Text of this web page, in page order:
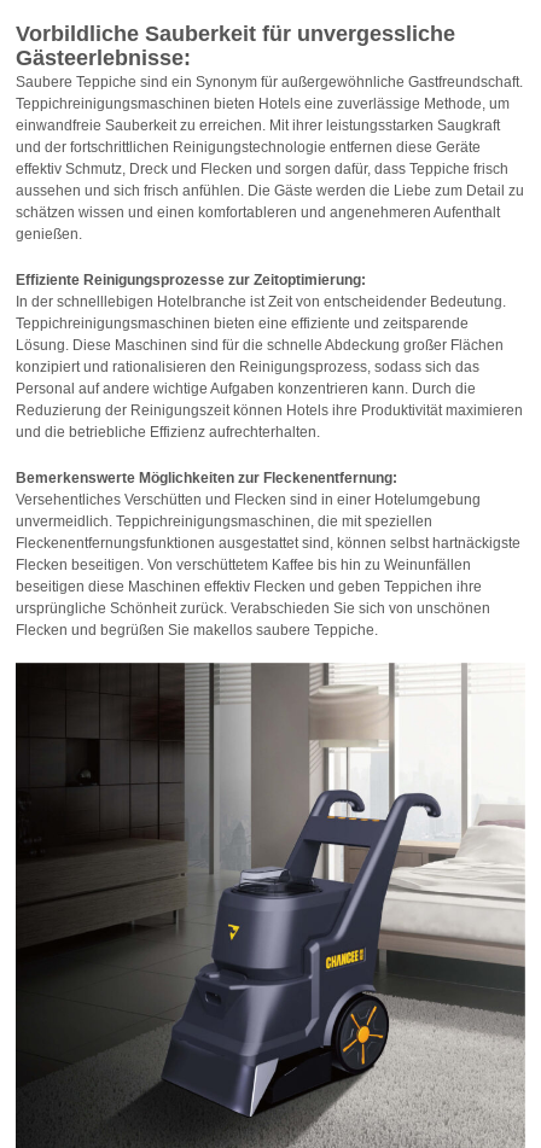
Vorbildliche Sauberkeit für unvergessliche
Gästeerlebnisse:
Saubere Teppiche sind ein Synonym für außergewöhnliche Gastfreundschaft.
Teppichreinigungsmaschinen bieten Hotels eine zuverlässige Methode, um
einwandfreie Sauberkeit zu erreichen. Mit ihrer leistungsstarken Saugkraft
und der fortschrittlichen Reinigungstechnologie entfernen diese Geräte
effektiv Schmutz, Dreck und Flecken und sorgen dafür, dass Teppiche frisch
aussehen und sich frisch anfühlen. Die Gäste werden die Liebe zum Detail zu
schätzen wissen und einen komfortableren und angenehmeren Aufenthalt
genießen.
Effiziente Reinigungsprozesse zur Zeitoptimierung:
In der schnelllebigen Hotelbranche ist Zeit von entscheidender Bedeutung.
Teppichreinigungsmaschinen bieten eine effiziente und zeitsparende
Lösung. Diese Maschinen sind für die schnelle Abdeckung großer Flächen
konzipiert und rationalisieren den Reinigungsprozess, sodass sich das
Personal auf andere wichtige Aufgaben konzentrieren kann. Durch die
Reduzierung der Reinigungszeit können Hotels ihre Produktivität maximieren
und die betriebliche Effizienz aufrechterhalten.
Bemerkenswerte Möglichkeiten zur Fleckenentfernung:
Versehentliches Verschütten und Flecken sind in einer Hotelumgebung
unvermeidlich. Teppichreinigungsmaschinen, die mit speziellen
Fleckenentfernungsfunktionen ausgestattet sind, können selbst hartnäckigste
Flecken beseitigen. Von verschüttetem Kaffee bis hin zu Weinunfällen
beseitigen diese Maschinen effektiv Flecken und geben Teppichen ihre
ursprüngliche Schönheit zurück. Verabschieden Sie sich von unschönen
Flecken und begrüßen Sie makellos saubere Teppiche.